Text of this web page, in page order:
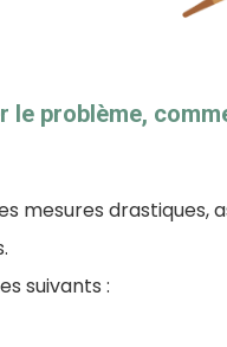
le problème,
mesures drastiques,
suivants :